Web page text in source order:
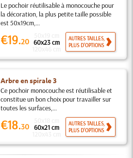
Le pochoir réutilisable à monocouche pour
la décoration, la plus petite taille possible
est 50x19cm,...
€19.20 60x23 cm
AUTRES TAILLES,
PLUS D'OPTIONS
Arbre en spirale 3
Ce pochoir monocouche est réutilisable et
constitue un bon choix pour travailler sur
toutes les surfaces,...
€18.30 60x21 cm
AUTRES TAILLES,
PLUS D'OPTIONS